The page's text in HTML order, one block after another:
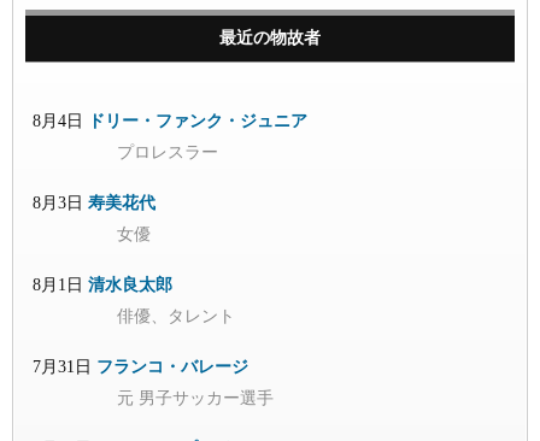
最近の物故者
8月4日
ドリー・ファンク・ジュニア
プロレスラー
8月3日 寿美花代
女優
8月1日 清水良太郎
俳優、タレント
7月31日 フランコ・バレージ
元 男子サッカー選手